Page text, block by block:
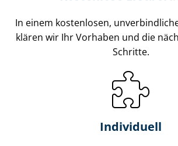
In einem kostenlosen,
klären wir Ihr Vorhaben und die
Schritte.
Individuell